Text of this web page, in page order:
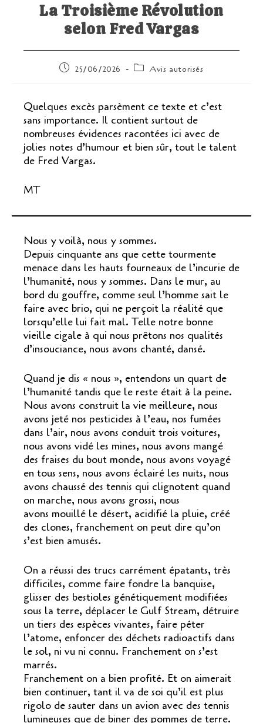
La Troisième Révolution
selon Fred Vargas
Publication
25/06/2026
Post Avis autorisés
Quelques excès parsèment ce texte et c’est
sans importance. Il contient surtout de
nombreuses évidences racontées ici avec de
jolies notes d’humour et bien sûr, tout le talent
de Fred Vargas.
MT
Nous y voilà, nous y sommes.
Depuis cinquante ans que cette tourmente
menace dans les hauts fourneaux de l’incurie de
l’humanité, nous y sommes. Dans le mur, au
bord du gouffre, comme seul l’homme sait le
faire avec brio, qui ne perçoit la réalité que
lorsqu’elle lui fait mal. Telle notre bonne
vieille cigale à qui nous prêtons nos qualités
d’insouciance, nous avons chanté, dansé.
Quand je dis « nous », entendons un quart de
l’humanité tandis que le reste était à la peine.
Nous avons construit la vie meilleure, nous
avons jeté nos pesticides à l’eau, nos fumées
dans l’air, nous avons conduit trois voitures,
nous avons vidé les mines, nous avons mangé
des fraises du bout monde, nous avons voyagé
en tous sens, nous avons éclairé les nuits, nous
avons chaussé des tennis qui clignotent quand
on marche, nous avons grossi, nous
avons mouillé le désert, acidifié la pluie, créé
des clones, franchement on peut dire qu’on
s’est bien amusés.
On a réussi des trucs carrément épatants, très
difficiles, comme faire fondre la banquise,
glisser des bestioles génétiquement modifiées
sous la terre, déplacer le Gulf Stream, détruire
un tiers des espèces vivantes, faire péter
l’atome, enfoncer des déchets radioactifs dans
le sol, ni vu ni connu. Franchement on s’est
marrés.
Franchement on a bien profité. Et on aimerait
bien continuer, tant il va de soi qu’il est plus
rigolo de sauter dans un avion avec des tennis
lumineuses que de biner des pommes de terre.